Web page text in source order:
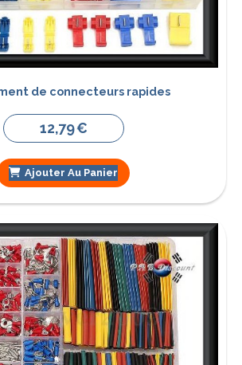
de connecteurs rapides
12,79€
Ajouter Au Panier